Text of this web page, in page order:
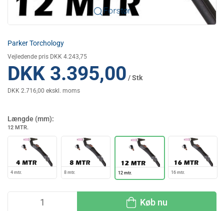
Forstør
Parker Torchology
Vejledende pris DKK 4.243,75
DKK 3.395,00 / Stk
DKK 2.716,00 ekskl. moms
Længde (mm):
12 MTR.
4 mtr. 8 mtr. 12 mtr. 16 mtr.
Køb nu